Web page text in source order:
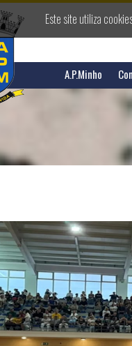
A.P.Minho
Este site utiliza